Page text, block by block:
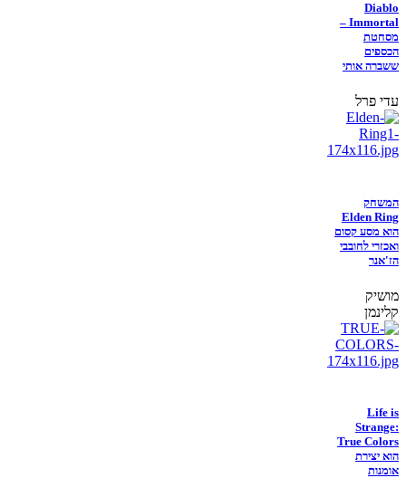
Diablo
Immortal –
מסחטת
הכספים
ששברה אותי
עדי פרל
המשחק
Elden Ring
הוא מסע קסום
ואכזרי לחובבי
הז'אנר
מושיק
קלינמן
Life is
Strange:
True Colors
הוא יצירת
אומנות